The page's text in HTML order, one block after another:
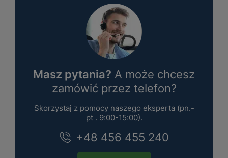
Masz pytania? A może chcesz
zamówić przez telefon?
Skorzystaj z pomocy naszego eksperta (pn.-
pt . 9:00-15:00).
+48 456 455 240